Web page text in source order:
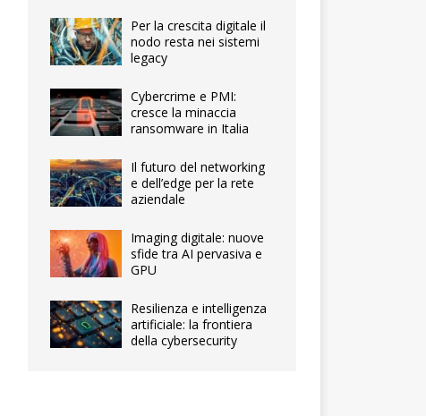
Per la crescita digitale il
nodo resta nei sistemi
legacy
Cybercrime e PMI:
cresce la minaccia
ransomware in Italia
Il futuro del networking
e dell’edge per la rete
aziendale
Imaging digitale: nuove
sfide tra AI pervasiva e
GPU
Resilienza e intelligenza
artificiale: la frontiera
della cybersecurity